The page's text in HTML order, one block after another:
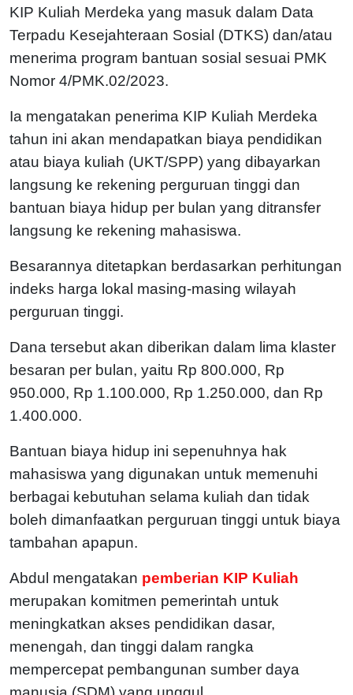
KIP Kuliah Merdeka yang masuk dalam Data
Terpadu Kesejahteraan Sosial (DTKS) dan/atau
menerima program bantuan sosial sesuai PMK
Nomor 4/PMK.02/2023.
Ia mengatakan penerima KIP Kuliah Merdeka
tahun ini akan mendapatkan biaya pendidikan
atau biaya kuliah (UKT/SPP) yang dibayarkan
langsung ke rekening perguruan tinggi dan
bantuan biaya hidup per bulan yang ditransfer
langsung ke rekening mahasiswa.
Besarannya ditetapkan berdasarkan perhitungan
indeks harga lokal masing-masing wilayah
perguruan tinggi.
Dana tersebut akan diberikan dalam lima klaster
besaran per bulan, yaitu Rp 800.000, Rp
950.000, Rp 1.100.000, Rp 1.250.000, dan Rp
1.400.000.
Bantuan biaya hidup ini sepenuhnya hak
mahasiswa yang digunakan untuk memenuhi
berbagai kebutuhan selama kuliah dan tidak
boleh dimanfaatkan perguruan tinggi untuk biaya
tambahan apapun.
Abdul mengatakan pemberian KIP Kuliah
merupakan komitmen pemerintah untuk
meningkatkan akses pendidikan dasar,
menengah, dan tinggi dalam rangka
mempercepat pembangunan sumber daya